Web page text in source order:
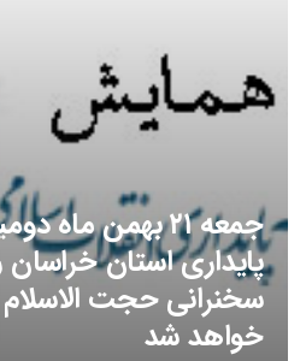
جمعه ۲۱ بهمن
پایداری استان
سخنرانی حجت الاسلام
خواهد شد